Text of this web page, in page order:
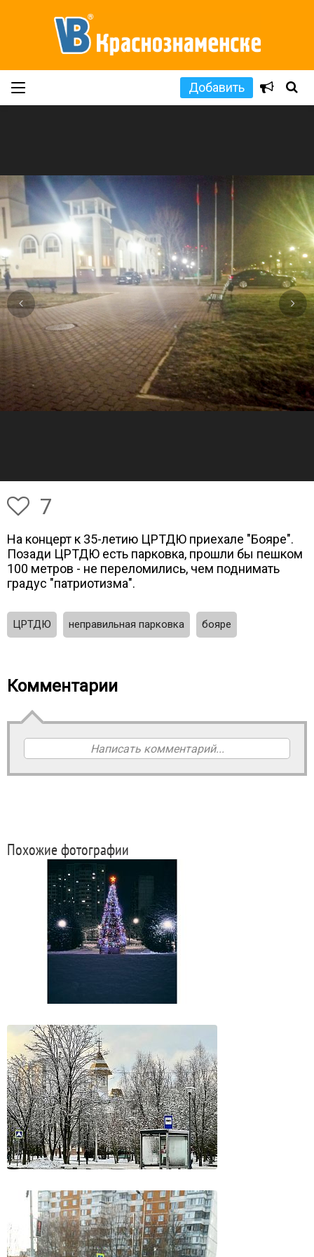
Добавить
7
На концерт к 35-летию ЦРТДЮ приехале "Бояре".
Позади ЦРТДЮ есть парковка, прошли бы пешком
100 метров - не переломились, чем поднимать
градус "патриотизма".
ЦРТДЮ неправильная парковка бояре
Комментарии
Написать комментарий...
Похожие фотографии